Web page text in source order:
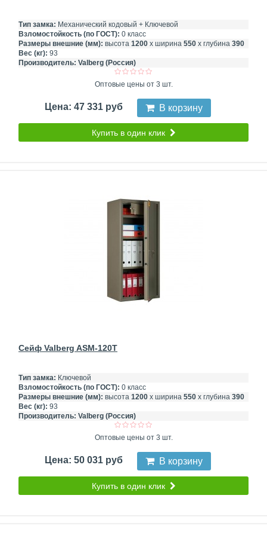
Тип замка: Механический кодовый + Ключевой
Взломостойкость (по ГОСТ): 0 класс
Размеры внешние (мм): высота 1200 х ширина 550 х глубина 390
Вес (кг): 93
Производитель: Valberg (Россия)
Оптовые цены от 3 шт.
Цена: 47 331 руб В корзину
Купить в один клик
Сейф Valberg ASM-120T
Тип замка: Ключевой
Взломостойкость (по ГОСТ): 0 класс
Размеры внешние (мм): высота 1200 х ширина 550 х глубина 390
Вес (кг): 93
Производитель: Valberg (Россия)
Оптовые цены от 3 шт.
Цена: 50 031 руб В корзину
Купить в один клик